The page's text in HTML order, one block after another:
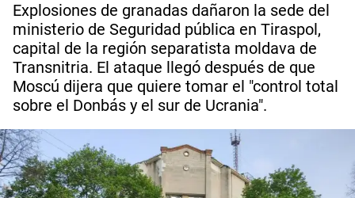
Explosiones de granadas dañaron la sede del
ministerio de Seguridad pública en Tiraspol,
capital de la región separatista moldava de
Transnitria. El ataque llegó después de que
Moscú dijera que quiere tomar el "control total
sobre el Donbás y el sur de Ucrania".